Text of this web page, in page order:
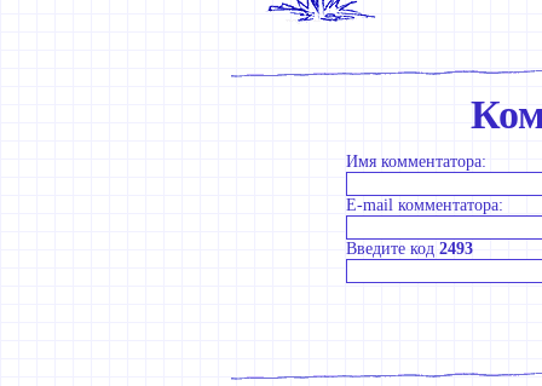
Имя комментатора:
E-mail комментатора:
Введите код 2493